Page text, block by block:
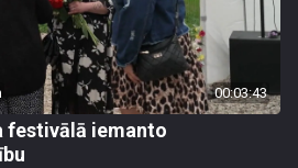
00:03:43
festivālā iemanto